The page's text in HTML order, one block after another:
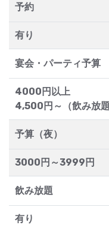
予約
有り
宴会・パーティ予算
4000円以上
4,500円～（飲み放
予算（夜）
3000円～3999円
飲み放題
有り